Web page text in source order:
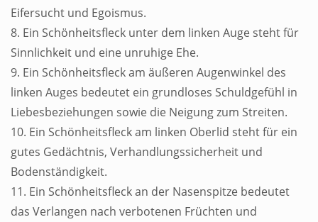
Eifersucht und Egoismus.
8. Ein Schönheitsfleck unter dem linken Auge steht für
Sinnlichkeit und eine unruhige Ehe.
9. Ein Schönheitsfleck am äußeren Augenwinkel des
linken Auges bedeutet ein grundloses Schuldgefühl in
Liebesbeziehungen sowie die Neigung zum Streiten.
10. Ein Schönheitsfleck am linken Oberlid steht für ein
gutes Gedächtnis, Verhandlungssicherheit und
Bodenständigkeit.
11. Ein Schönheitsfleck an der Nasenspitze bedeutet
das Verlangen nach verbotenen Früchten und